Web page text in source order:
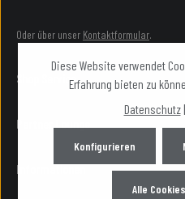
Oder über unser Kontaktformular.
Shop Service
Partner Lounge
Informationen
Diese Website verwendet
Erfahrung bieten zu
Datenschutz|
Konfigurieren
Alle